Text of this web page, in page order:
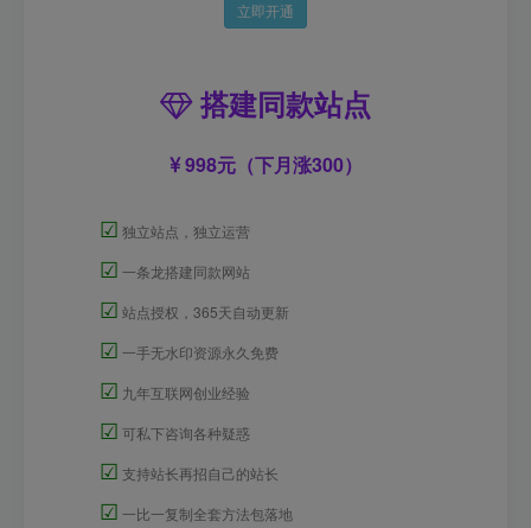
立即开通
搭建同款站点
998元（下月涨300）
☑ 独立站点，独立运营
☑ 一条龙搭建同款网站
☑ 站点授权，365天自动更新
☑ 一手无水印资源永久免费
☑ 九年互联网创业经验
☑ 可私下咨询各种疑惑
☑ 支持站长再招自己的站长
☑ 一比一复制全套方法包落地